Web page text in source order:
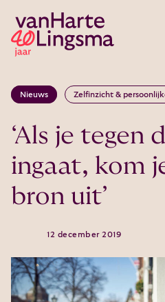
Nieuws Zelfinzicht &
‘Als je tegen
ingaat, kom
bron uit’
12 december 2019